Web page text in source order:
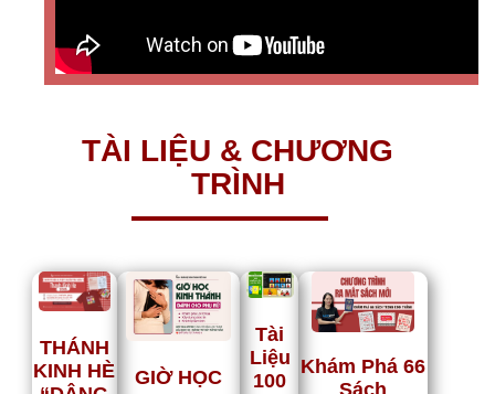
TÀI LIỆU & CHƯƠNG
TRÌNH
THÁNH
KINH HÈ
GIỜ HỌC
Tài
Liệu
100
Khám Phá 66